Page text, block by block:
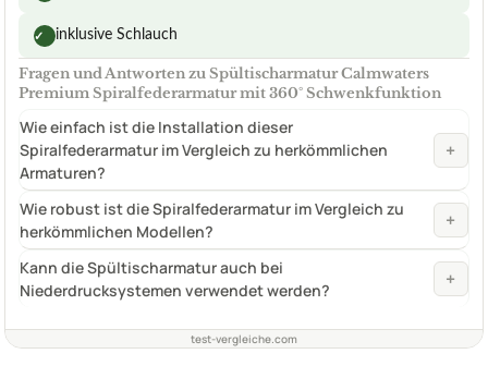
✓ inklusive Schlauch
Fragen und Antworten zu Spültischarmatur Calmwaters
Premium Spiralfederarmatur mit 360° Schwenkfunktion
Wie einfach ist die Installation dieser
Spiralfederarmatur im Vergleich zu herkömmlichen
Armaturen?
+
Wie robust ist die Spiralfederarmatur im Vergleich zu
herkömmlichen Modellen?
+
Kann die Spültischarmatur auch bei
Niederdrucksystemen verwendet werden?
+
test-vergleiche.com